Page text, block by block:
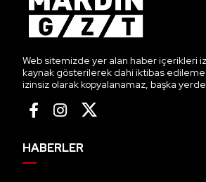
Web sitemizde yer alan haber içerikleri
kaynak gösterilerek dahi iktibas
izinsiz olarak kopyalanamaz, başka yerde
HABERLER